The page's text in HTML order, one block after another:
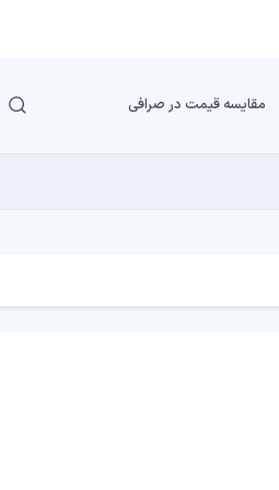
مقایسه قیمت در صرافی